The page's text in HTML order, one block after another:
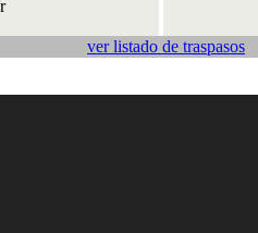
ver listado de traspasos